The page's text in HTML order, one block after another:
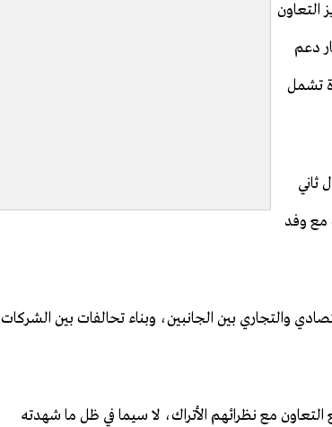
التعاون
دعم
تشمل
ثاني
مع وفد
والتجاري بين الجانبين، وبناء تحالفات بين الشركات
مع نظرائهم الأتراك، لا سيما في ظل ما شهدته